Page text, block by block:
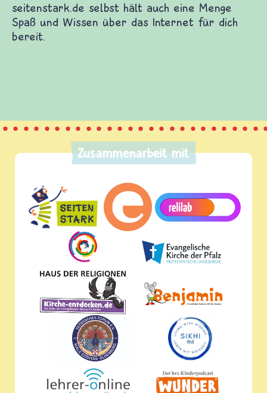
seitenstark.de selbst hält auch eine Menge
Spaß und Wissen über das Internet für dich
bereit.
Zusammenarbeit mit